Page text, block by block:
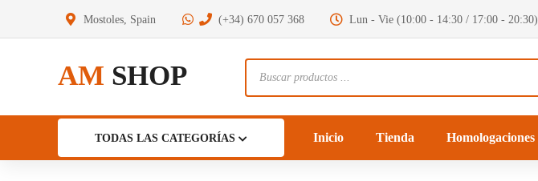
Mostoles, Spain (+34) 670 057 368 Lun - Vie (10:00 - 14:30 / 17:00 - 20:30)
AM SHOP
de
productos
TODAS LAS CATEGORÍAS Inicio Tienda Homologaciones